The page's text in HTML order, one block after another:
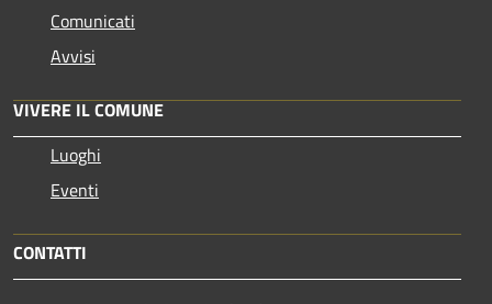
Comunicati
Avvisi
VIVERE IL COMUNE
Luoghi
Eventi
CONTATTI